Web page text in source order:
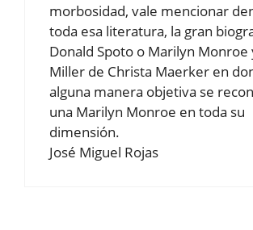
morbosidad, vale mencionar
toda esa literatura, la gran
Donald Spoto o Marilyn
Miller de Christa Maerker en
alguna manera objetiva se
una Marilyn Monroe en toda su
dimensión.
José Miguel Rojas